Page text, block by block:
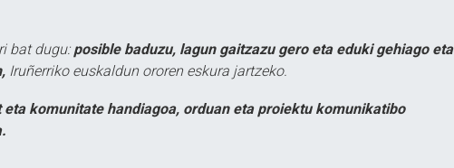
bat dugu: posible baduzu, lagun gaitzazu gero eta eduki gehiago eta
Iruñerriko euskaldun ororen eskura jartzeko.
eta komunitate handiagoa, orduan eta proiektu komunikatibo